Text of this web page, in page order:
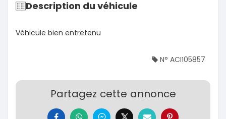
Description du véhicule
Véhicule bien entretenu
N° ACI105857
Partagez cette annonce